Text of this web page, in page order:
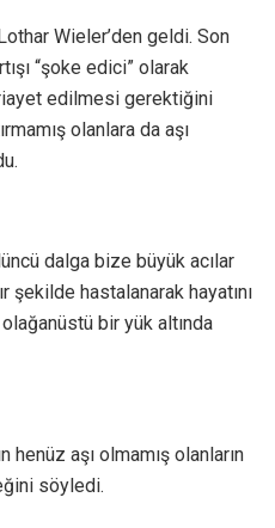
Wieler’den geldi. Son
“şoke edici” olarak
edilmesi gerektiğini
olanlara da aşı
dalga bize büyük acılar
şekilde hastalanarak hayatını
bir yük altında
henüz aşı olmamış olanların
söyledi.